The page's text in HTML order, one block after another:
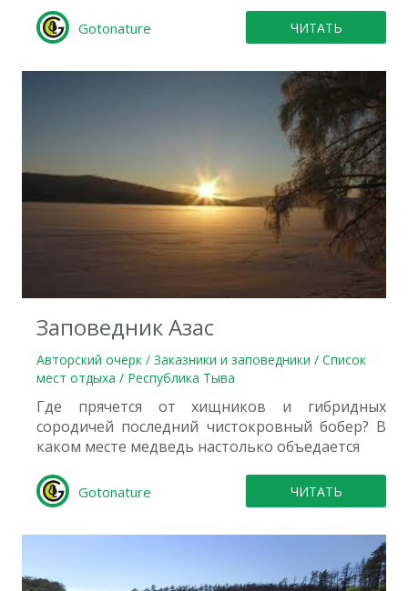
Gotonature ЧИТАТЬ
0
Заповедник Азас
Авторский очерк / Заказники и заповедники / Список
мест отдыха / Республика Тыва
Где прячется от хищников и гибридных
сородичей последний чистокровный бобер? В
каком месте медведь настолько объедается
Gotonature ЧИТАТЬ